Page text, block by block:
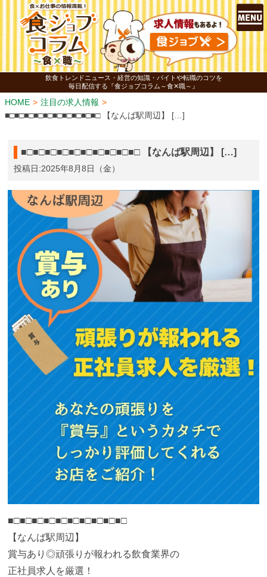
飲食トレンドニュース・経営の知識・バイトや転職のコツを
毎日配信する『食ジョブコラム～食✕職～』
HOME
注目の求人情報
■□■□■□■□■□■□■□■□■□■□ 【なんば駅周辺】 […]
■□■□■□■□■□■□■□■□■□■□ 【なんば駅周辺】 […]
投稿日:2025年8月8日（金）
■□■□■□■□■□■□■□■□■□■□
【なんば駅周辺】
賞与あり◎頑張りが報われる飲食業界の
正社員求人を厳選！